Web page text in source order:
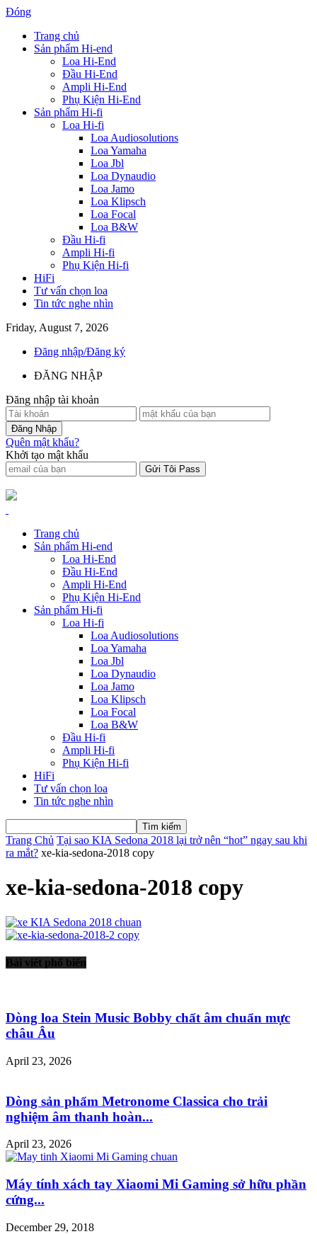
Đóng
Trang chủ
Sản phẩm Hi-end
Loa Hi-End
Đầu Hi-End
Ampli Hi-End
Phụ Kiện Hi-End
Sản phẩm Hi-fi
Loa Hi-fi
Loa Audiosolutions
Loa Yamaha
Loa Jbl
Loa Dynaudio
Loa Jamo
Loa Klipsch
Loa Focal
Loa B&W
Đầu Hi-fi
Ampli Hi-fi
Phụ Kiện Hi-fi
HiFi
Tư vấn chọn loa
Tin tức nghe nhìn
Friday, August 7, 2026
Đăng nhập/Đăng ký
ĐĂNG NHẬP
Đăng nhập tài khoản
Quên mật khẩu?
Khởi tạo mật khẩu
Trang chủ
Sản phẩm Hi-end
Loa Hi-End
Đầu Hi-End
Ampli Hi-End
Phụ Kiện Hi-End
Sản phẩm Hi-fi
Loa Hi-fi
Loa Audiosolutions
Loa Yamaha
Loa Jbl
Loa Dynaudio
Loa Jamo
Loa Klipsch
Loa Focal
Loa B&W
Đầu Hi-fi
Ampli Hi-fi
Phụ Kiện Hi-fi
HiFi
Tư vấn chọn loa
Tin tức nghe nhìn
Trang Chủ Tại sao KIA Sedona 2018 lại trở nên “hot” ngay sau khi
ra mắt? xe-kia-sedona-2018 copy
xe-kia-sedona-2018 copy
Bài viết phổ biến
Dòng loa Stein Music Bobby chất âm chuẩn mực
châu Âu
April 23, 2026
Dòng sản phẩm Metronome Classica cho trải
nghiệm âm thanh hoàn...
April 23, 2026
Máy tính xách tay Xiaomi Mi Gaming sở hữu phần
cứng...
December 29, 2018